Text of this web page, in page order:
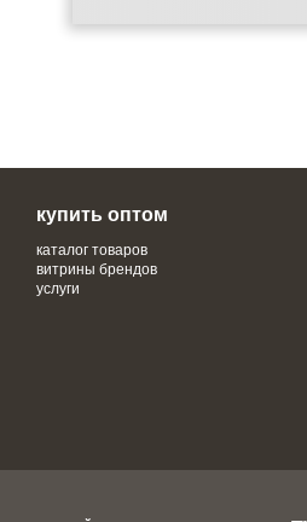
купить оптом
каталог товаров
витрины брендов
услуги